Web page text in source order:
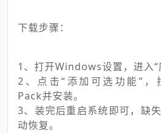
下载步骤：
1、打开Windows设置，进入“
2、点击“添加可选功能”，
Pack并安装。
3、装完后重启系统即可，缺
动恢复。